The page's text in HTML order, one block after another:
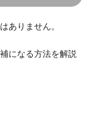
ありません。
になる方法を解説